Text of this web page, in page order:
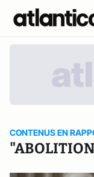
CONTENUS EN